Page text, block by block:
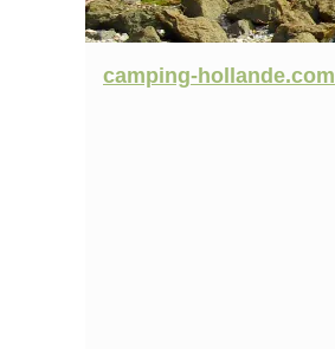
camping-hollande.com